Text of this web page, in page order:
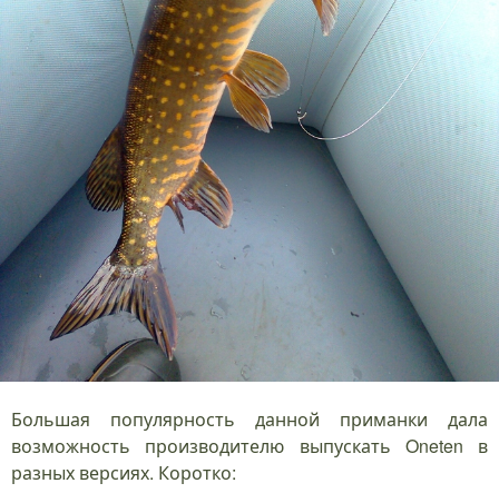
Большая популярность данной приманки дала
возможность производителю выпускать Oneten в
разных версиях. Коротко: